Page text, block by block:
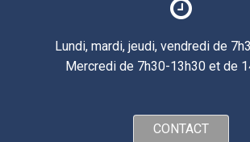
Lundi, mardi, jeudi, vendredi de
Mercredi de 7h30-13h30 et de
CONTACT